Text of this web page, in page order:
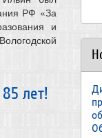
РФ «За
и
лет!